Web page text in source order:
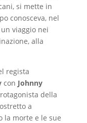
si mette in
conosceva, nel
viaggio nei
alla
regista
con Johnny
della
a
la morte e le sue